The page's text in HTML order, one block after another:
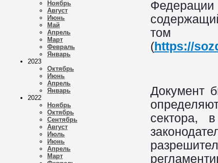
Ноябрь
Август
Июнь
Май
Апрель
Март
Февраль
Январь
2023
Октябрь
Июнь
Апрель
Январь
2022
Ноябрь
Октябрь
Сентябрь
Август
Июль
Июнь
Апрель
Март
Федерации
том
(https://
Документ
сектора,